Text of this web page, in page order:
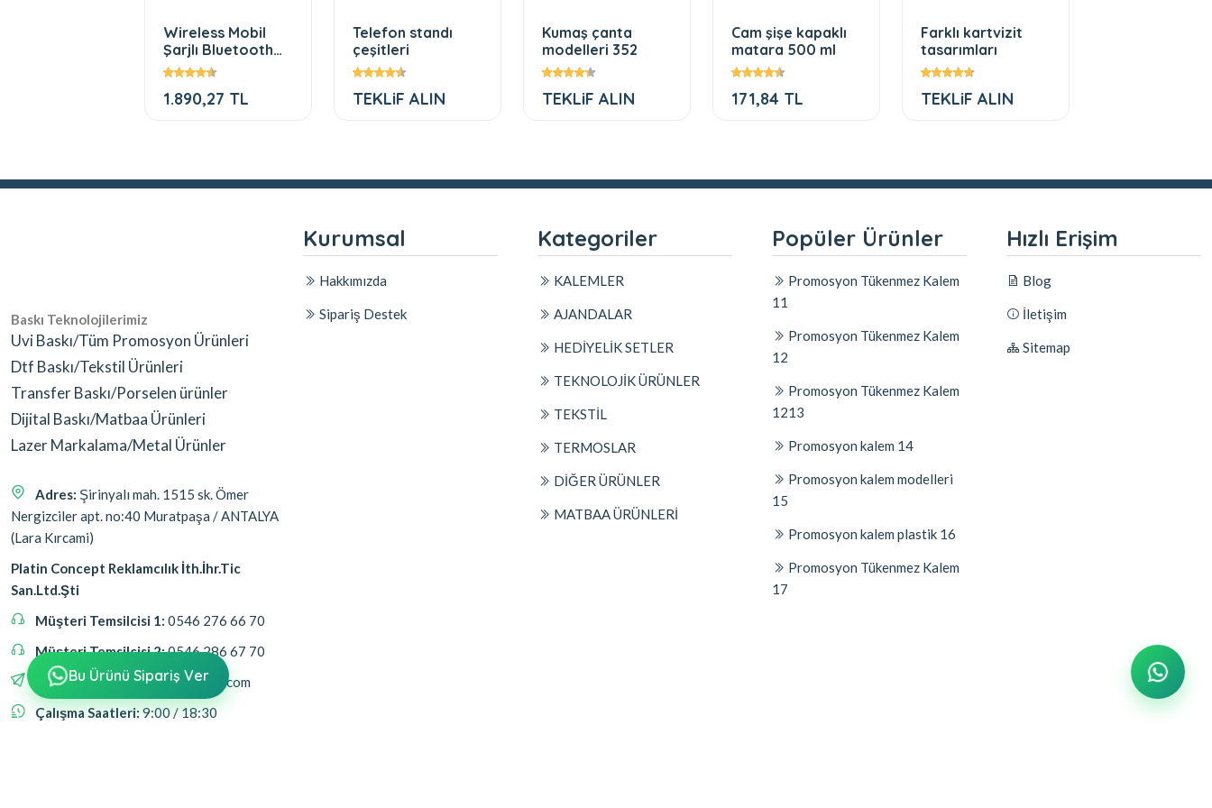
Wireless Mobil
Şarjlı Bluetooth
Hoparlör ve
1.890,27 TL
Telefon standı
çeşitleri
TEKLiF ALIN
Kumaş çanta
modelleri 352
TEKLiF ALIN
Cam şişe kapaklı
matara 500 ml
171,84 TL
Farklı kartvizit
tasarımları
TEKLiF ALIN
Bu Ürünü Sipariş Ver
Baskı Teknolojilerimiz
Uvi Baskı/Tüm Promosyon Ürünleri
Dtf Baskı/Tekstil Ürünleri
Transfer Baskı/Porselen ürünler
Dijital Baskı/Matbaa Ürünleri
Lazer Markalama/Metal Ürünler
Adres: Şirinyalı mah. 1515 sk. Ömer
Nergizciler apt. no:40 Muratpaşa / ANTALYA
(Lara Kırcami)
Platin Concept Reklamcılık İth.İhr.Tic
San.Ltd.Şti
Müşteri Temsilcisi 1: 0546 276 66 70
Müşteri Temsilcisi 2:0546 286 67 70
Email:platinreklambaski@gmail.com
Çalışma Saatleri:9:00 / 18:30
Kurumsal
Hakkımızda
Sipariş Destek
Kategoriler
KALEMLER
AJANDALAR
HEDİYELİK SETLER
TEKNOLOJİK ÜRÜNLER
TEKSTİL
TERMOSLAR
DİĞER ÜRÜNLER
MATBAA ÜRÜNLERİ
Popüler Ürünler
Promosyon Tükenmez Kalem
11
Promosyon Tükenmez Kalem
12
Promosyon Tükenmez Kalem
1213
Promosyon kalem 14
Promosyon kalem modelleri
15
Promosyon kalem plastik 16
Promosyon Tükenmez Kalem
17
Hızlı Erişim
Blog
İletişim
Sitemap